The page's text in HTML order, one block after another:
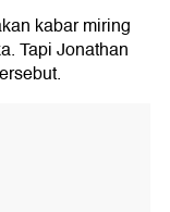
kabar miring
Tapi Jonathan